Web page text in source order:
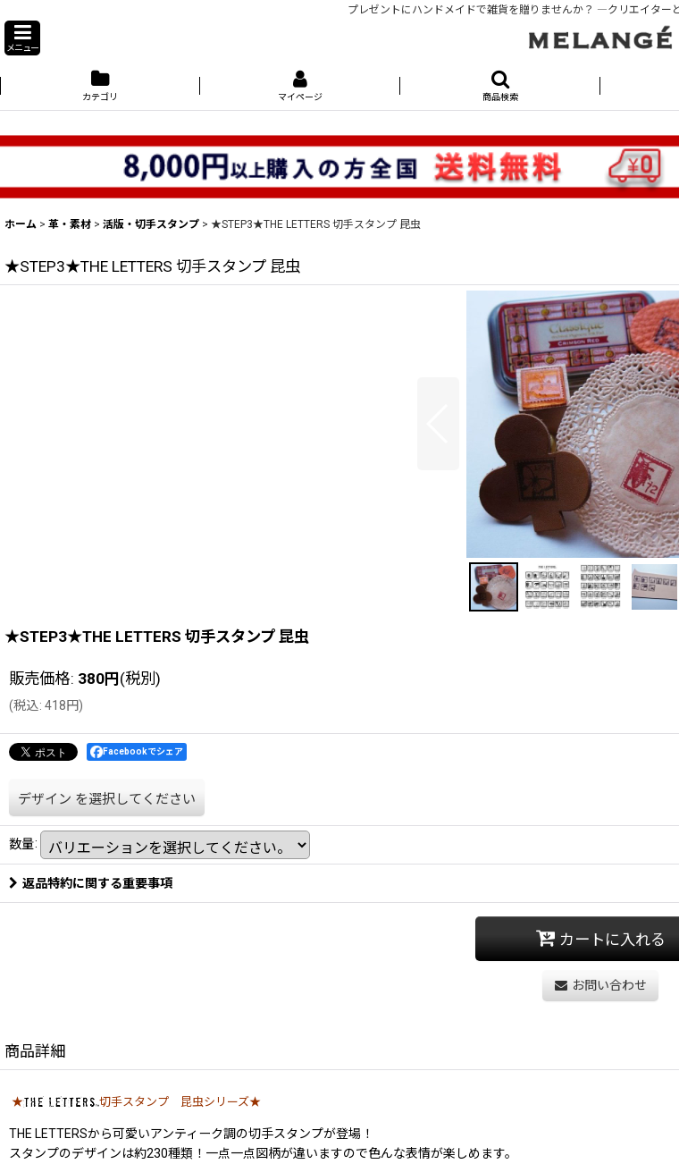
プレゼントにハンドメイドで雑貨を贈りませんか？ ―クリエイター
メニュー
カテゴリ マイページ 商品検索
ホーム > 革・素材 > 活版・切手スタンプ > ★STEP3★THE LETTERS 切手スタンプ 昆虫
★STEP3★THE LETTERS 切手スタンプ 昆虫
★STEP3★THE LETTERS 切手スタンプ 昆虫
販売価格: 380円(税別)
(税込: 418円)
Facebookでシェア
デザイン を選択してください
数量:
返品特約に関する重要事項
カートに入れる
お問い合わせ
商品詳細
★ 切手スタンプ 昆虫シリーズ★
THE LETTERSから可愛いアンティーク調の切手スタンプが登場！
スタンプのデザインは約230種類！一点一点図柄が違いますので色んな表情が楽しめます。